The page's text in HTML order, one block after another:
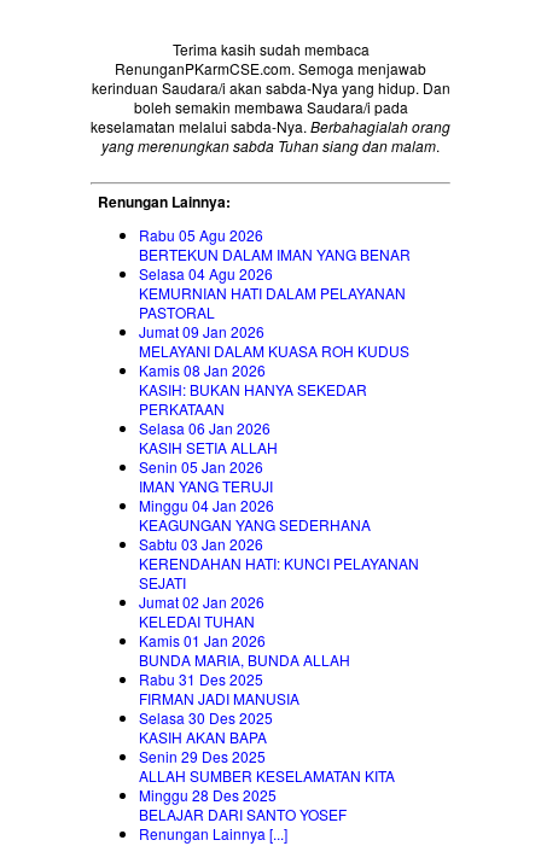
Terima kasih sudah membaca
RenunganPKarmCSE.com. Semoga menjawab
kerinduan Saudara/i akan sabda-Nya yang hidup. Dan
boleh semakin membawa Saudara/i pada
keselamatan melalui sabda-Nya. Berbahagialah orang
yang merenungkan sabda Tuhan siang dan malam.
Renungan Lainnya:
Rabu 05 Agu 2026
BERTEKUN DALAM IMAN YANG BENAR
Selasa 04 Agu 2026
KEMURNIAN HATI DALAM PELAYANAN
PASTORAL
Jumat 09 Jan 2026
MELAYANI DALAM KUASA ROH KUDUS
Kamis 08 Jan 2026
KASIH: BUKAN HANYA SEKEDAR
PERKATAAN
Selasa 06 Jan 2026
KASIH SETIA ALLAH
Senin 05 Jan 2026
IMAN YANG TERUJI
Minggu 04 Jan 2026
KEAGUNGAN YANG SEDERHANA
Sabtu 03 Jan 2026
KERENDAHAN HATI: KUNCI PELAYANAN
SEJATI
Jumat 02 Jan 2026
KELEDAI TUHAN
Kamis 01 Jan 2026
BUNDA MARIA, BUNDA ALLAH
Rabu 31 Des 2025
FIRMAN JADI MANUSIA
Selasa 30 Des 2025
KASIH AKAN BAPA
Senin 29 Des 2025
ALLAH SUMBER KESELAMATAN KITA
Minggu 28 Des 2025
BELAJAR DARI SANTO YOSEF
Renungan Lainnya [...]